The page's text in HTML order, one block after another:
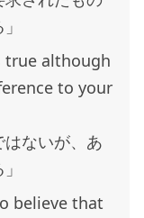
although
to your
はないが、あ
believe that